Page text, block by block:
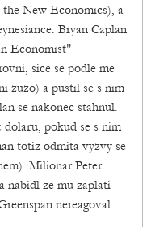
New Economics), a
Bryan Caplan
Economist"
sice se podle me
zuzo) a pustil se s nim
se nakonec stahnul.
pokud se s nim
totiz odmita vyzvy se
Milionar Peter
nabidl ze mu zaplati
nereagoval.